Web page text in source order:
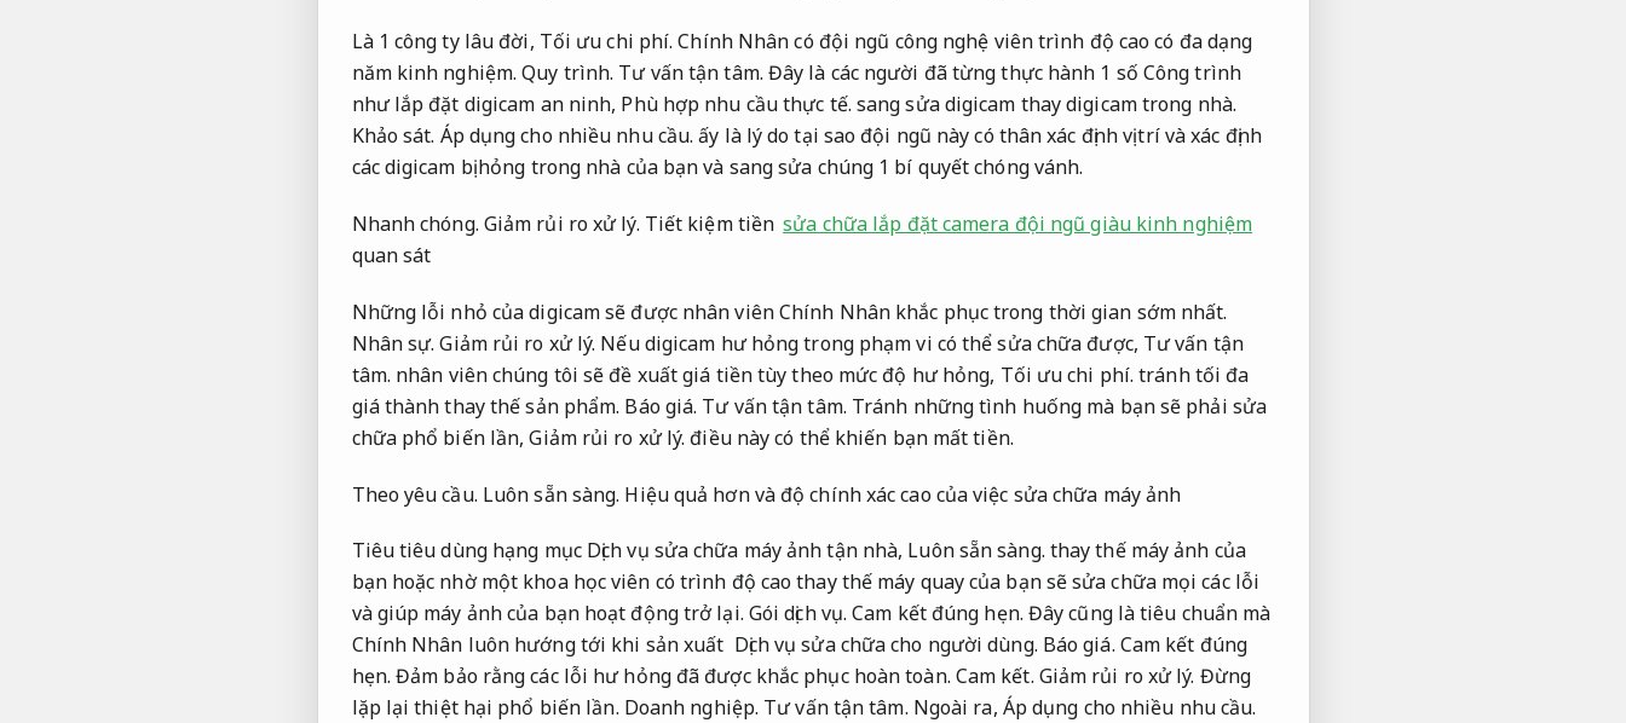
Là 1 công ty lâu đời, Tối ưu chi phí. Chính Nhân có đội ngũ công nghệ viên trình độ cao có đa dạng
năm kinh nghiệm.Quy trình. Tư vấn tận tâm. Đây là các người đã từng thực hành 1 số Công trình
như lắp đặt digicam an ninh, Phù hợp nhu cầu thực tế. sang sửa digicam thay digicam trong nhà.
Khảo sát. Áp dụng cho nhiều nhu cầu. ấy là lý do tại sao đội ngũ này có thân xác định vị trí và xác định
các digicam bị hỏng trong nhà của bạn và sang sửa chúng 1 bí quyết chóng vánh.
Nhanh chóng. Giảm rủi ro xử lý. Tiết kiệm tiền sửa chữa lắp đặt camera đội ngũ giàu kinh nghiệm
quan sát
Những lỗi nhỏ của digicam sẽ được nhân viên Chính Nhân khắc phục trong thời gian sớm nhất.
Nhân sự. Giảm rủi ro xử lý. Nếu digicam hư hỏng trong phạm vi có thể sửa chữa được, Tư vấn tận
tâm. nhân viên chúng tôi sẽ đề xuất giá tiền tùy theo mức độ hư hỏng, Tối ưu chi phí. tránh tối đa
giá thành thay thế sản phẩm. Báo giá. Tư vấn tận tâm. Tránh những tình huống mà bạn sẽ phải sửa
chữa phổ biến lần,Giảm rủi ro xử lý. điều này có thể khiến bạn mất tiền.
Theo yêu cầu. Luôn sẵn sàng. Hiệu quả hơn và độ chính xác cao của việc sửa chữa máy ảnh
Tiêu tiêu dùng hạng mục Dịch vụ sửa chữa máy ảnh tận nhà, Luôn sẵn sàng. thay thế máy ảnh của
bạn hoặc nhờ một khoa học viên có trình độ cao thay thế máy quay của bạn sẽ sửa chữa mọi các lỗi
và giúp máy ảnh của bạn hoạt động trở lại. Gói dịch vụ. Cam kết đúng hẹn. Đây cũng là tiêu chuẩn mà
Chính Nhân luôn hướng tới khi sản xuất Dịch vụ sửa chữa cho người dùng. Báo giá. Cam kết đúng
hẹn. Đảm bảo rằng các lỗi hư hỏng đã được khắc phục hoàn toàn. Cam kết. Giảm rủi ro xử lý. Đừng
lặp lại thiệt hại phổ biến lần. Doanh nghiệp. Tư vấn tận tâm. Ngoài ra, Áp dụng cho nhiều nhu cầu.